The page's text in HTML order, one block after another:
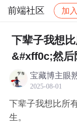
前端社区 加入
社区 前端社区
下辈子我想
&#xff0c;然后
宝藏博主眼
2025-08-01
下辈子我想比所
生。